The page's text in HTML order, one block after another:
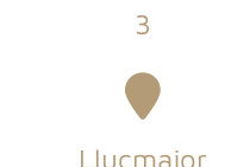
3
Llucmajor